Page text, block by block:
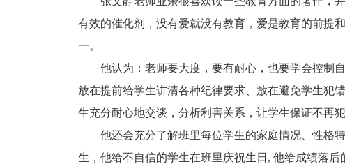
有效的催化剂，没有爱就没有教育，爱是教育的前提
一。
他认为：老师要大度，要有耐心，也要学会控制
放在提前给学生讲清各种纪律要求、放在避免学生犯
生充分耐心地交谈，分析利害关系，让学生保证不再
他还会充分了解班里每位学生的家庭情况、性格
生，他给不自信的学生在班里庆祝生日, 他给成绩落